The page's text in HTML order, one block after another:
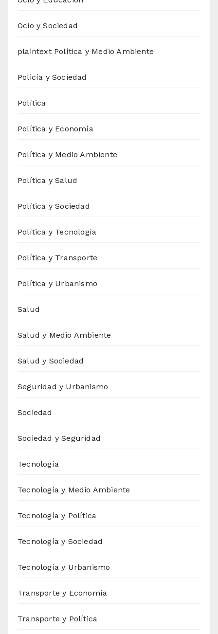
Ocio y Sociedad
plaintext Política y Medio Ambiente
Policía y Sociedad
Política
Política y Economía
Política y Medio Ambiente
Política y Salud
Política y Sociedad
Política y Tecnología
Política y Transporte
Política y Urbanismo
Salud
Salud y Medio Ambiente
Salud y Sociedad
Seguridad y Urbanismo
Sociedad
Sociedad y Seguridad
Tecnología
Tecnología y Medio Ambiente
Tecnología y Política
Tecnología y Sociedad
Tecnología y Urbanismo
Transporte y Economía
Transporte y Política